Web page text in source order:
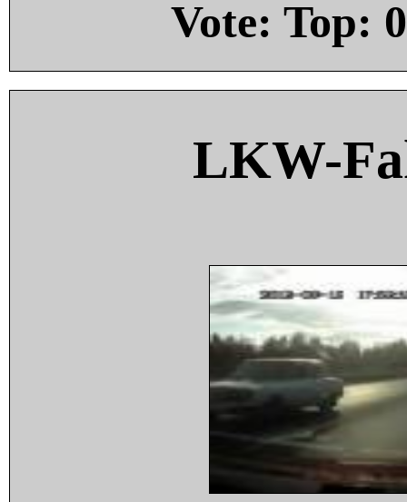
Vote: Top: 0
LKW-